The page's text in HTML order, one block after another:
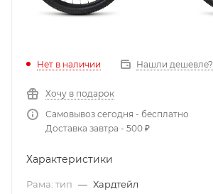
Нет в наличии Нашли дешевле?
Хочу в подарок
Самовывоз сегодня - бесплатно
Доставка завтра - 500 ₽
Характеристики
Рама: тип — Хардтейл